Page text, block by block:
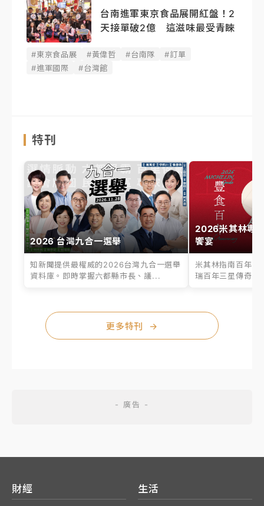
台南進軍東京食品展開紅盤！2
天接單破2億 這滋味最受青睞
#東京食品展 #黃偉哲 #台南隊
#訂單
#進軍國際
#台灣館
特刊
2026 台灣九合一選舉
知新聞提供最權威的2026台灣九合一選舉
資料庫。即時掌握六都縣市長、議...
2026米其林專
饗宴
米其林指南百年之
瑞百年三星傳奇、
更多特刊 →
財經 生活